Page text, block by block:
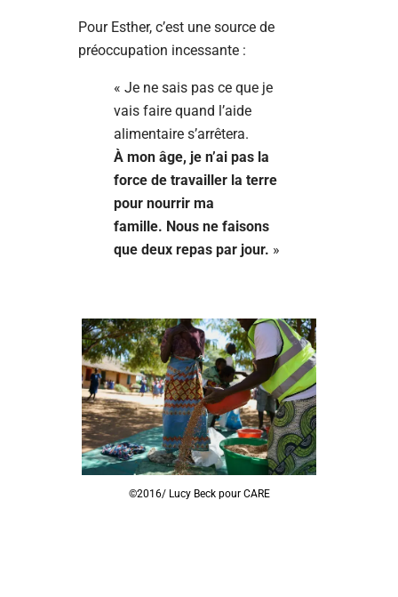
Pour Esther, c’est une source de
préoccupation incessante :
« Je ne sais pas ce que je
vais faire quand l’aide
alimentaire s’arrêtera.
À mon âge, je n’ai pas la
force de travailler la terre
pour nourrir ma
famille. Nous ne faisons
que deux repas par jour. »
©2016/ Lucy Beck pour CARE